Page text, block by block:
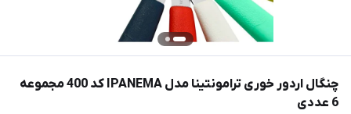
چنگال اردور خوری ترامونتینا مدل IPANEMA کد 400 مجموعه
6 عددی